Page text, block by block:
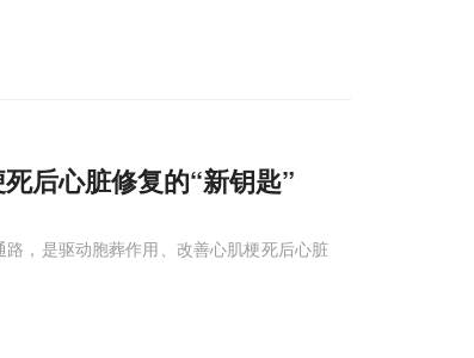
后心脏修复的“新钥匙”
，是驱动胞葬作用、改善心肌梗死后心脏